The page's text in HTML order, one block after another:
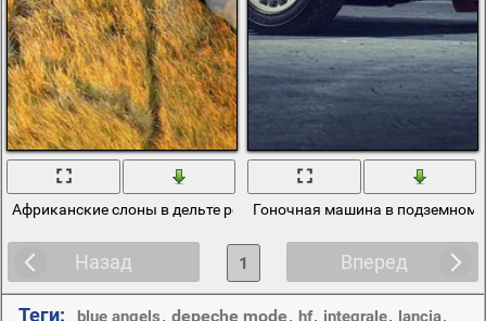
Африканские слоны в дельте реки ОкавангоГоночная машина в подземном
Назад Вперед
1
Теги: blue angels, depeche mode, hf, integrale, lancia,